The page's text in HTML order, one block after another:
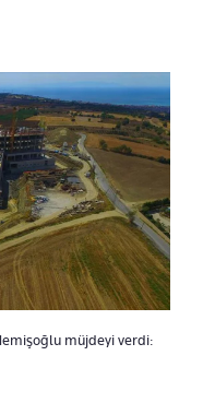
müjdeyi verdi: